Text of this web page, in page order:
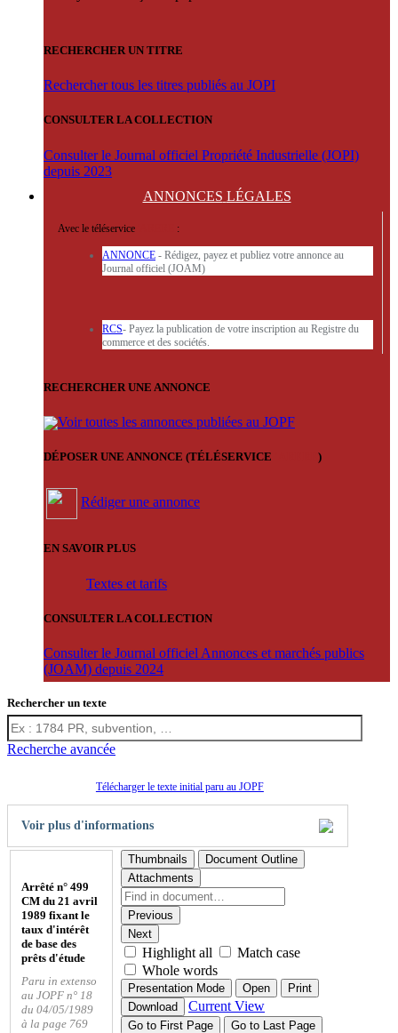
RECHERCHER UN TITRE
Rechercher tous les titres publiés au JOPI
CONSULTER LA COLLECTION
Consulter le Journal officiel Propriété Industrielle (JOPI)
depuis 2023
ANNONCES LÉGALES
Avec le téléservice :
ANNONCE - Rédigez, payez et publiez votre annonce au
Journal officiel (JOAM)
RCS- Payez la publication de votre inscription au Registre du
commerce et des sociétés.
RECHERCHER UNE ANNONCE
Voir toutes les annonces publiées au JOPF
DÉPOSER UNE ANNONCE (TÉLÉSERVICE )
Rédiger une annonce
EN SAVOIR PLUS
Textes et tarifs
CONSULTER LA COLLECTION
Consulter le Journal officiel Annonces et marchés publics
(JOAM) depuis 2024
Rechercher un texte
Recherche avancée
Télécharger le texte initial paru au JOPF
Voir plus d'informations
Arrêté n° 499
CM du 21 avril
1989 fixant le
taux d'intérêt
de base des
prêts d'étude
Paru in extenso
au JOPF n° 18
du 04/05/1989
à la page 769
Thumbnails
Document Outline
Attachments
Previous
Next
Highlight all
Match case
Whole words
Presentation Mode Open
Print
Download
Current View
Go to First Page
Go to Last Page